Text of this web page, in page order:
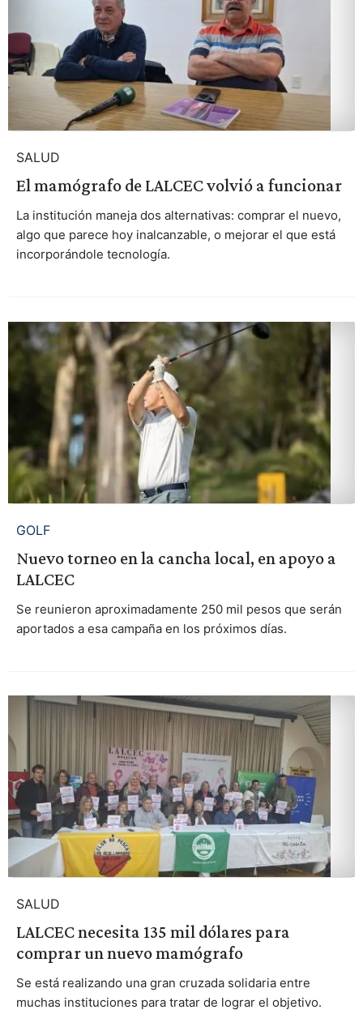
SALUD
El mamógrafo de LALCEC volvió a funcionar
La institución maneja dos alternativas: comprar el nuevo,
algo que parece hoy inalcanzable, o mejorar el que está
incorporándole tecnología.
GOLF
Nuevo torneo en la cancha local, en apoyo a
LALCEC
Se reunieron aproximadamente 250 mil pesos que serán
aportados a esa campaña en los próximos días.
SALUD
LALCEC necesita 135 mil dólares para
comprar un nuevo mamógrafo
Se está realizando una gran cruzada solidaria entre
muchas instituciones para tratar de lograr el objetivo.